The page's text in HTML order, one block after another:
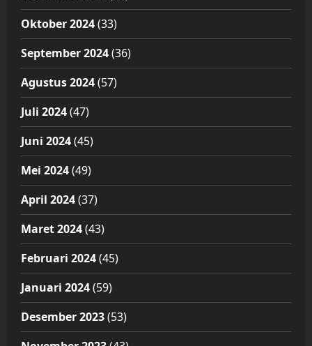
Oktober 2024(33)
September 2024(36)
Agustus 2024(57)
Juli 2024(47)
Juni 2024(45)
Mei 2024(49)
April 2024(37)
Maret 2024(43)
Februari 2024(45)
Januari 2024(59)
Desember 2023(53)